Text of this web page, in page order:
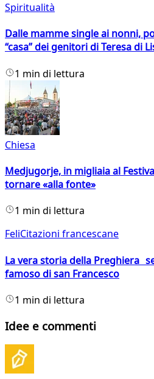
Spiritualità
Dalle mamme single ai nonni,
“casa” dei genitori di Teresa di
1 min di lettura
Chiesa
Medjugorje, in migliaia al
tornare «alla fonte»
1 min di lettura
FeliCitazioni francescane
La vera storia della Preghiera
famoso di san Francesco
1 min di lettura
Idee e commenti